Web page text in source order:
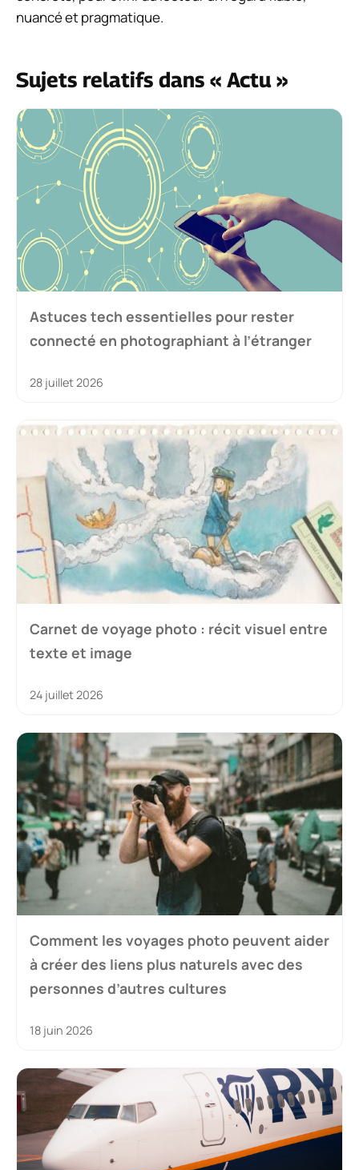
nuancé et pragmatique.
Sujets relatifs dans « Actu »
Astuces tech essentielles pour rester
connecté en photographiant à l’étranger
28 juillet 2026
Carnet de voyage photo : récit visuel entre
texte et image
24 juillet 2026
Comment les voyages photo peuvent aider
à créer des liens plus naturels avec des
personnes d’autres cultures
18 juin 2026